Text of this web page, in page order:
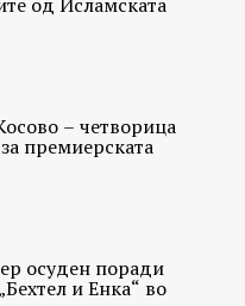
– четворица
премиерската
осуден поради
и Енка“ во